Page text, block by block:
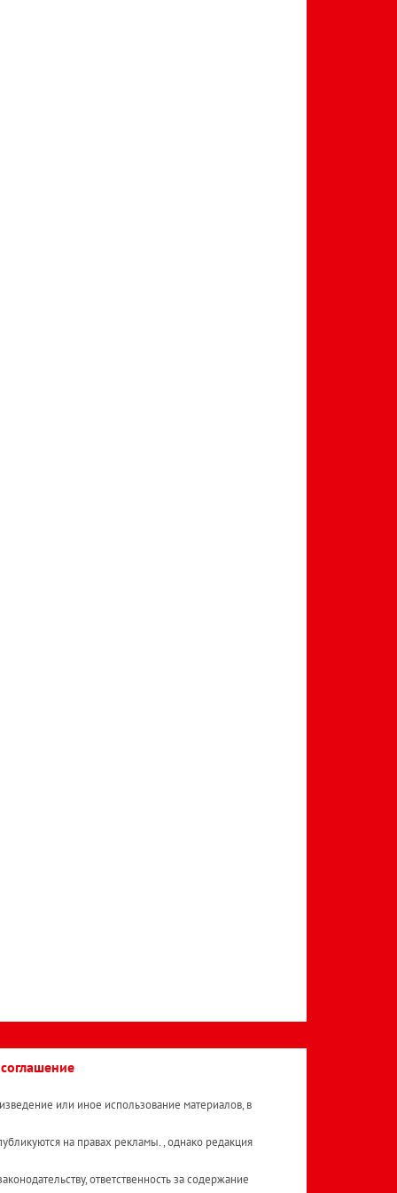
или иное использование материалов, в
на правах рекламы. , однако редакция
ответственность за содержание